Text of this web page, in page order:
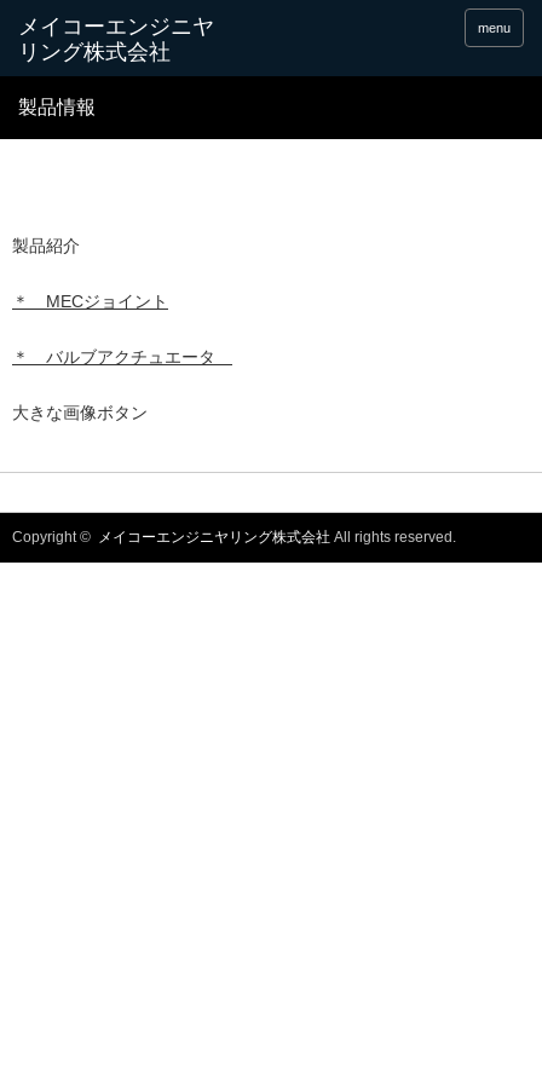
menu
製品情報
製品紹介
＊ MECジョイント
＊ バルブアクチュエータ
大きな画像ボタン
Copyright © メイコーエンジニヤリング株式会社 All rights reserved.